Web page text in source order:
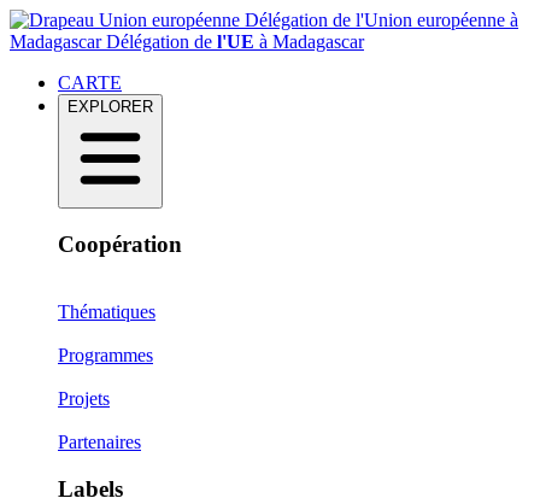
Délégation de l'Union européenne à
MadagascarDélégation de l'UE à Madagascar
CARTE
EXPLORER
Coopération
Thématiques
Programmes
Projets
Partenaires
Labels